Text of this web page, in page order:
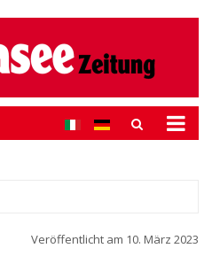
Veröffentlicht am 10. März 2023